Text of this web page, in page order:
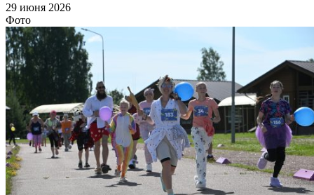
29 июня 2026
Фото